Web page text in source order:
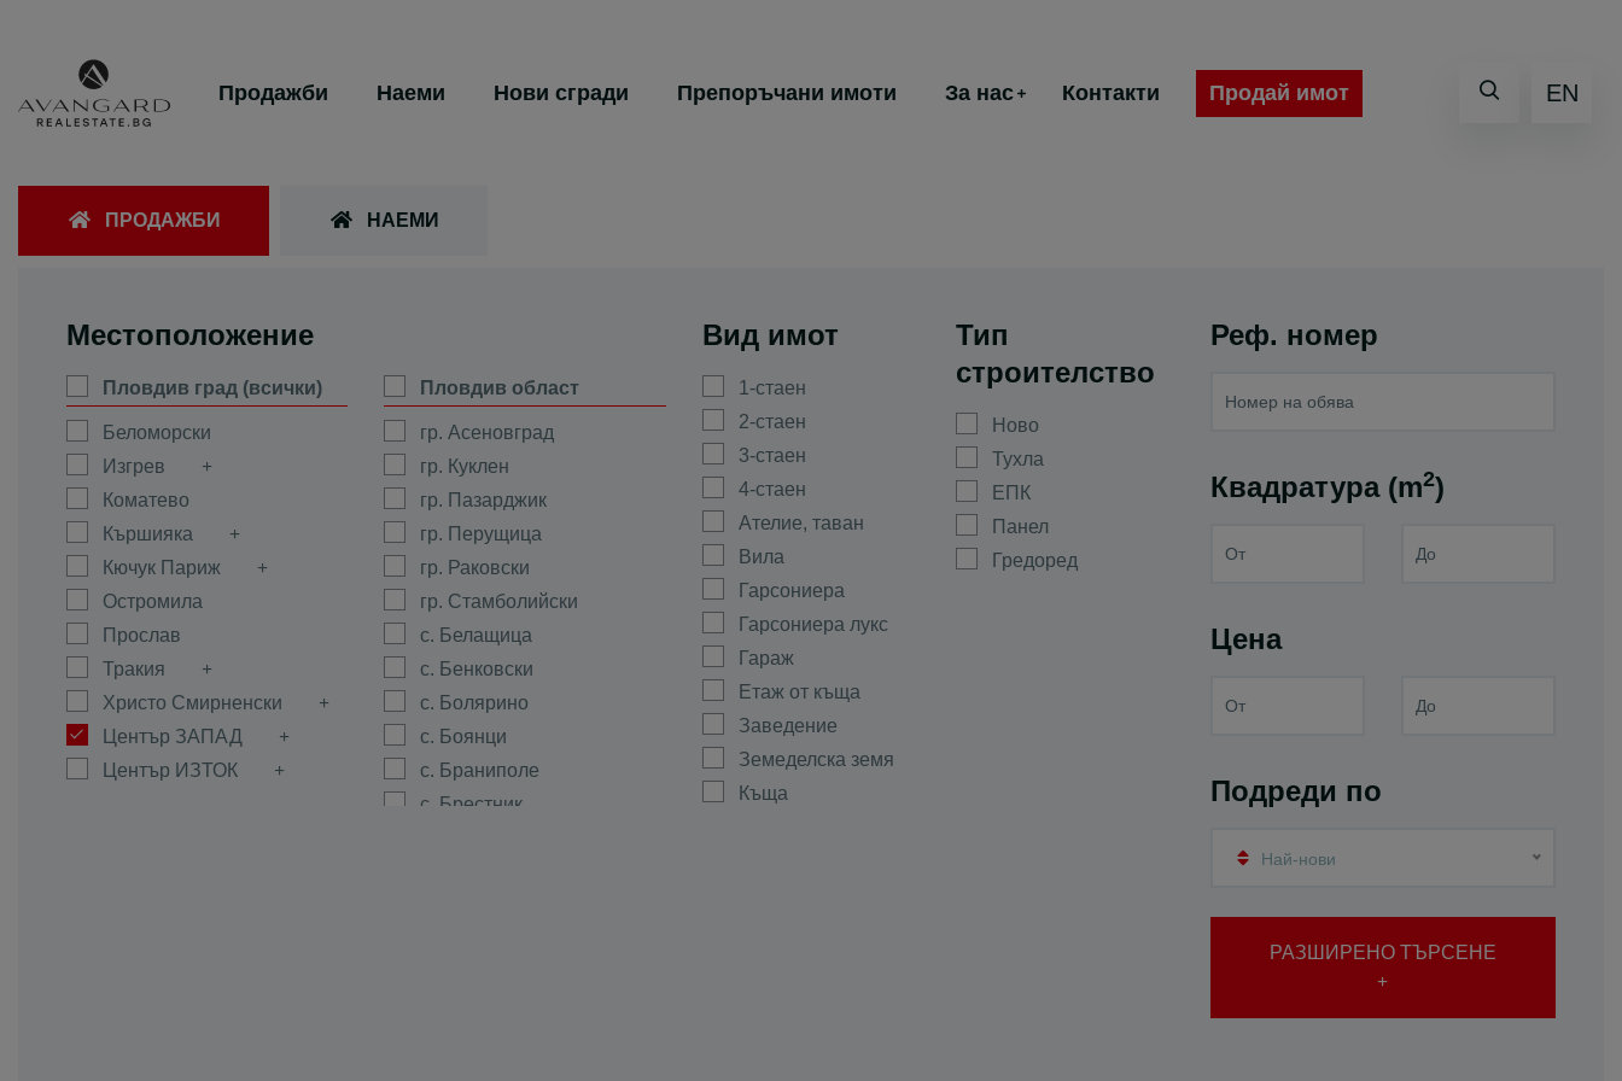
Продажби Наеми Нови сгради Препоръчани имоти За нас Контакти Продай имот EN
ПРОДАЖБИ НАЕМИ
Местоположение
Пловдив град (всички)
Беломорски
Изгрев
Коматево
Кършияка
Кючук Париж
Остромила
Прослав
Тракия
Христо Смирненски
Център ЗАПАД
Център ИЗТОК
Пловдив област
гр. Асеновград
гр. Куклен
гр. Пазарджик
гр. Перущица
гр. Раковски
гр. Стамболийски
с. Белащица
с. Бенковски
с. Болярино
с. Боянци
с. Браниполе
с. Брестник
Вид имот
1-стаен
2-стаен
3-стаен
4-стаен
Ателие, таван
Вила
Гарсониера
Гарсониера лукс
Гараж
Етаж от къща
Заведение
Земеделска земя
Къща
Тип
строителство
Ново
Тухла
ЕПК
Панел
Гредоред
Реф. номер
Квадратура (m2)
Цена
Подреди по
Най-нови
РАЗШИРЕНО ТЪРСЕНЕ